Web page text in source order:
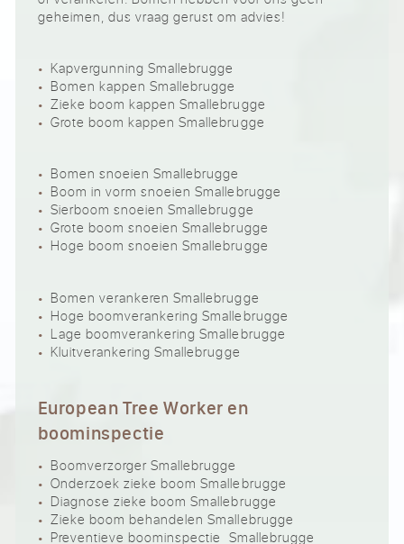
geheimen, dus vraag gerust om advies!
Kapvergunning Smallebrugge
Bomen kappen Smallebrugge
Zieke boom kappen Smallebrugge
Grote boom kappen Smallebrugge
Bomen snoeien Smallebrugge
Boom in vorm snoeien Smallebrugge
Sierboom snoeien Smallebrugge
Grote boom snoeien Smallebrugge
Hoge boom snoeien Smallebrugge
Bomen verankeren Smallebrugge
Hoge boomverankering Smallebrugge
Lage boomverankering Smallebrugge
Kluitverankering Smallebrugge
European Tree Worker en
boominspectie
Boomverzorger Smallebrugge
Onderzoek zieke boom Smallebrugge
Diagnose zieke boom Smallebrugge
Zieke boom behandelen Smallebrugge
Preventieve boominspectie Smallebrugge